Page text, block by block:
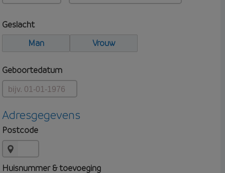
Geslacht
Man
Vrouw
Geboortedatum
Adresgegevens
Postcode
Huisnummer & toevoeging